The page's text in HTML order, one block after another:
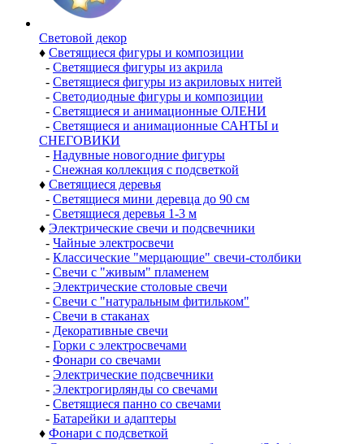
Световой декор
♦ Светящиеся фигуры и композиции
- Светящиеся фигуры из акрила
- Светящиеся фигуры из акриловых нитей
- Светодиодные фигуры и композиции
- Светящиеся и анимационные ОЛЕНИ
- Светящиеся и анимационные САНТЫ и
СНЕГОВИКИ
- Надувные новогодние фигуры
- Снежная коллекция с подсветкой
♦ Светящиеся деревья
- Светящиеся мини деревца до 90 см
- Светящиеся деревья 1-3 м
♦ Электрические свечи и подсвечники
- Чайные электросвечи
- Классические "мерцающие" свечи-столбики
- Свечи с "живым" пламенем
- Электрические столовые свечи
- Свечи с "натуральным фитильком"
- Свечи в стаканах
- Декоративные свечи
- Горки с электросвечами
- Фонари со свечами
- Электрические подсвечники
- Электрогирлянды со свечами
- Светящиеся панно со свечами
- Батарейки и адаптеры
♦ Фонари с подсветкой